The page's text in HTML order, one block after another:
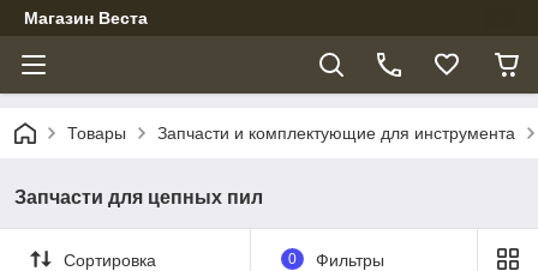
Магазин Веста
Товары Запчасти и комплектующие для инструмента
Запчасти для цепных пил
Сортировка 0 Фильтры